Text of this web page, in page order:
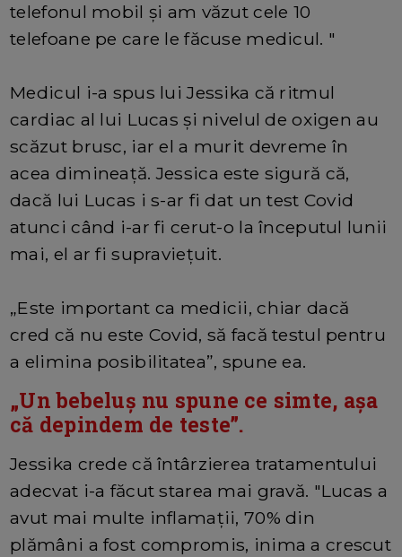
telefonul mobil și am văzut cele 10
telefoane pe care le făcuse medicul. "
Medicul i-a spus lui Jessika că ritmul
cardiac al lui Lucas și nivelul de oxigen au
scăzut brusc, iar el a murit devreme în
acea dimineață. Jessica este sigură că,
dacă lui Lucas i s-ar fi dat un test Covid
atunci când i-ar fi cerut-o la începutul lunii
mai, el ar fi supraviețuit.
„Este important ca medicii, chiar dacă
cred că nu este Covid, să facă testul pentru
a elimina posibilitatea”, spune ea.
„Un bebeluș nu spune ce simte, așa
că depindem de teste”.
Jessika crede că întârzierea tratamentului
adecvat i-a făcut starea mai gravă. "Lucas a
avut mai multe inflamații, 70% din
plămâni a fost compromis, inima a crescut